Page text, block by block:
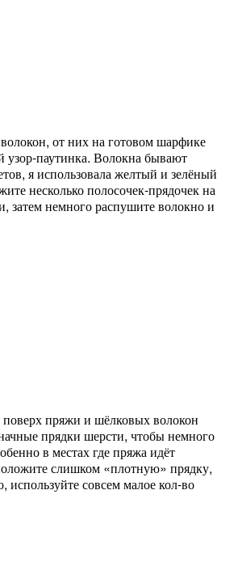
от них на готовом шарфике
узор-паутинка. Волокна бывают
я использовала желтый и зелёный
несколько полосочек-прядочек на
затем немного распушите волокно и
пряжи и шёлковых волокон
прядки шерсти, чтобы немного
в местах где пряжа идёт
слишком «плотную» прядку,
используйте совсем малое кол-во